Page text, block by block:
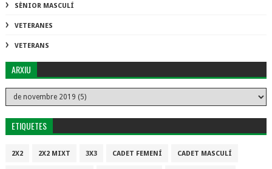
SÈNIOR MASCULÍ
VETERANES
VETERANS
ARXIU
ETIQUETES
2X2 2X2 MIXT 3X3 CADET FEMENÍ CADET MASCULÍ